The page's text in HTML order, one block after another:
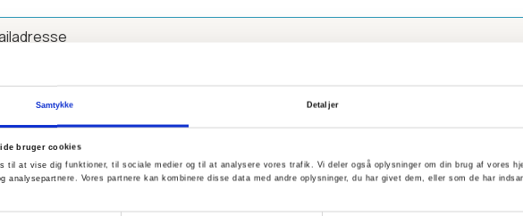
Samtykke Detaljer
bruger cookies
til at vise dig funktioner, til sociale medier og til at analysere vores trafik. Vi deler også oplysninger om din brug af vores
analysepartnere. Vores partnere kan kombinere disse data med andre oplysninger, du har givet dem, eller som de har